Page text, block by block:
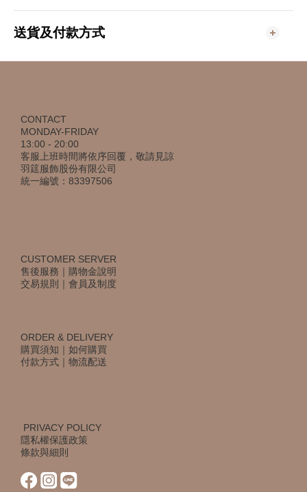
送貨及付款方式
CONTACT
MONDAY-FRIDAY
13:00 - 20:00
客服上班時間將依序回覆，敬請見諒
羽筳服飾股份有限公司
統一編號：83397506
CUSTOMER SERVER
售後服務 ｜ 購物金說明
交易規則
｜ 會員及制度
ORDER & DELIVERY
購買須知 ｜ 如何購買
付款方式 ｜ 物流配送
PRIVACY POLICY
隱私權保護政策
條款與細則